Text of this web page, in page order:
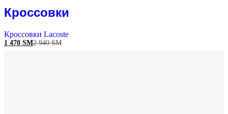
Кроссовки
Кроссовки Lacoste
1 470 ЅМ2 940ЅМ